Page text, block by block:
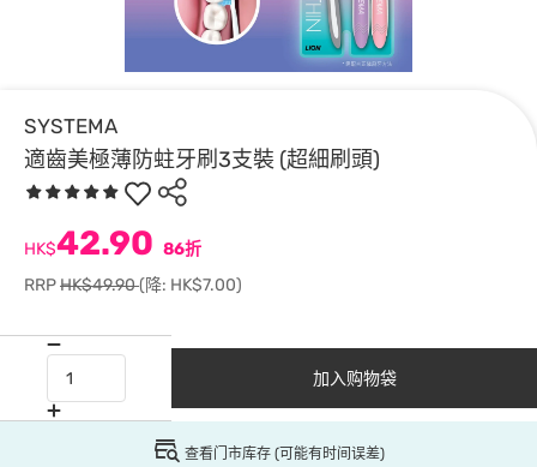
SYSTEMA
適齒美極薄防蛀牙刷3支裝 (超細刷頭)
HK$42.90 86折
RRPHK$49.90(降: HK$7.00)
加入购物袋
查看门市库存 (可能有时间误差)